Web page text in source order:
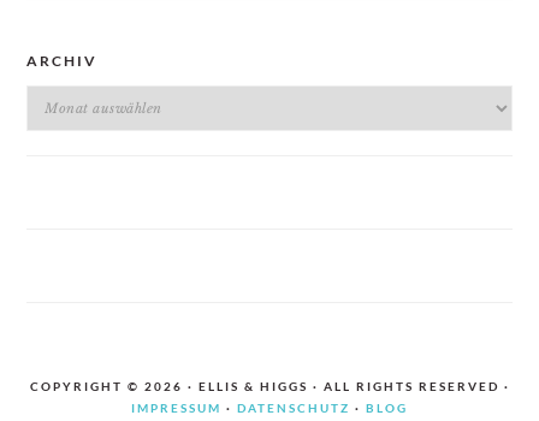
ARCHIV
Archiv
COPYRIGHT © 2026 · ELLIS & HIGGS · ALL RIGHTS RESERVED ·
IMPRESSUM · DATENSCHUTZ · BLOG